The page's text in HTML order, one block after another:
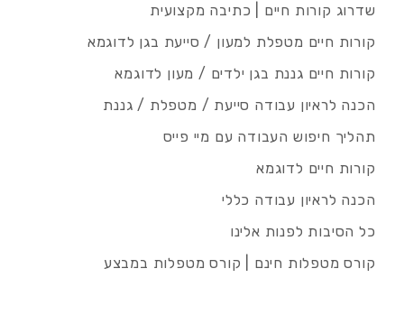
שדרוג קורות חיים | כתיבה מקצועית
קורות חיים מטפלת למעון / סייעת בגן לדוגמא
קורות חיים גננת בגן ילדים / מעון לדוגמא
הכנה לראיון עבודה סייעת / מטפלת / גננת
תהליך חיפוש העבודה עם מיי פייס
קורות חיים לדוגמא
הכנה לראיון עבודה כללי
כל הסיבות לפנות אלינו
קורס מטפלות חינם | קורס מטפלות במבצע